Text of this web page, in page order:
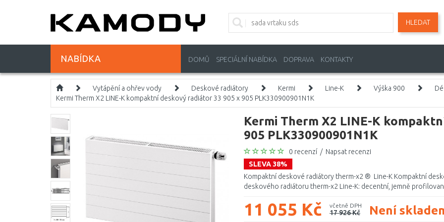
HLEDAT
NABÍDKA DOMŮ SPECIÁLNÍ NABÍDKA DOPRAVA KONTAKTY
Vytápění a ohřev vody Deskové radiátory Kermi Line-K Výška 900
Kermi Therm X2 LINE-K kompaktní deskový radiátor 33 905 x 905 PLK330900901N1K
Kermi Therm X2 LINE-K
905 PLK330900901N1K
0 recenzí / Napsat recenzi
SLEVA 38%
Kompaktní deskové radiátory therm-x2 ® Line-K Kompaktní
deskového radiátoru therm-x2 Line-K: decentní, jemně
11 055 Kč včetně DPH
17 926 Kč Není